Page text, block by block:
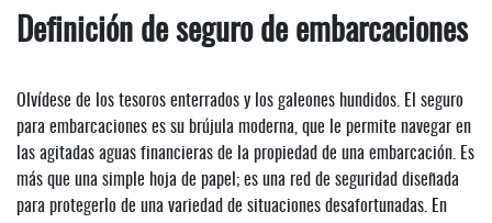
Definición de seguro de embarcaciones
Olvídese de los tesoros enterrados y los galeones hundidos. El seguro
para embarcaciones es su brújula moderna, que le permite navegar en
las agitadas aguas financieras de la propiedad de una embarcación. Es
más que una simple hoja de papel; es una red de seguridad diseñada
para protegerlo de una variedad de situaciones desafortunadas. En